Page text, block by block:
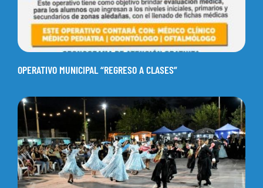
OPERATIVO MUNICIPAL “REGRESO A CLASES”